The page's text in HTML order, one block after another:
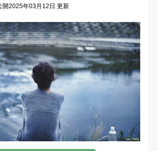
開2025年03月12日 更新